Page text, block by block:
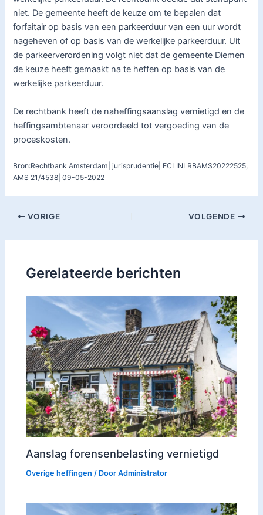
niet. De gemeente heeft de keuze om te bepalen dat
forfaitair op basis van een parkeerduur van een uur wordt
nageheven of op basis van de werkelijke parkeerduur. Uit
de parkeerverordening volgt niet dat de gemeente Diemen
de keuze heeft gemaakt na te heffen op basis van de
werkelijke parkeerduur.
De rechtbank heeft de naheffingsaanslag vernietigd en de
heffingsambtenaar veroordeeld tot vergoeding van de
proceskosten.
Bron:Rechtbank Amsterdam| jurisprudentie| ECLINLRBAMS20222525,
AMS 21/4538| 09-05-2022
VORIGE VOLGENDE
Gerelateerde berichten
Aanslag forensenbelasting vernietigd
Overige heffingen / DoorAdministrator